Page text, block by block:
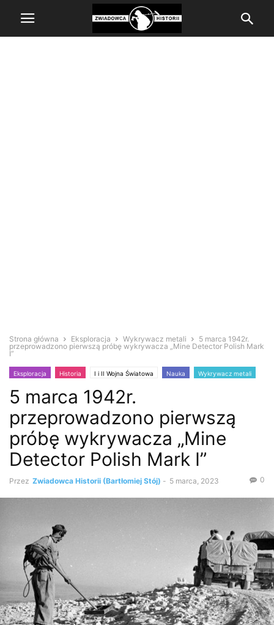
Strona główna Eksploracja Wykrywacz metali
5 marca 1942r.
przeprowadzono pierwszą próbę wykrywacza „Mine Detector Polish Mark
I”
Eksploracja Historia I i II Wojna Światowa Nauka Wykrywacz metali
5 marca 1942r.
przeprowadzono pierwszą
próbę wykrywacza „Mine
Detector Polish Mark I”
Przez Zwiadowca Historii (Bartłomiej Stój) - 5 marca, 2023 0